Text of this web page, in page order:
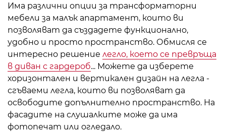
Има различни опции за трансформаторни
мебели за малък апартамент, които ви
позволяват да създадете функционално,
удобно и просто пространство. Обмисля се
интересно решение легло, което се превръща
в диван с гардероб... Можете да изберете
хоризонтален и вертикален дизайн на легла -
сгъваеми легла, които ви позволяват да
освободите допълнително пространство. На
фасадите на слушалките може да има
фотопечат или огледало.